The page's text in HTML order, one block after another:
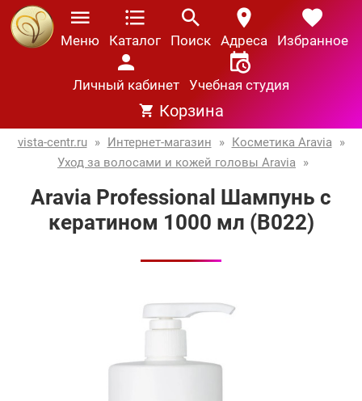
Меню Каталог Поиск Адреса Избранное
Личный кабинет Учебная студия
Корзина
vista-centr.ru » Интернет-магазин » Косметика Aravia »
Уход за волосами и кожей головы Aravia »
Aravia Professional Шампунь с
кератином 1000 мл (В022)